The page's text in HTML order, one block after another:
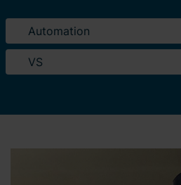
Automation
VS